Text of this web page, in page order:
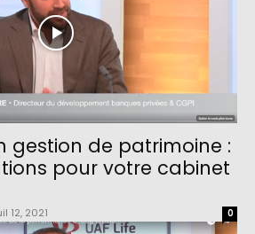
gestion de patrimoine :
pour votre cabinet
12, 2021 0